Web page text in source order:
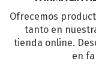
Ofrecemos
tanto en
tienda online.
en